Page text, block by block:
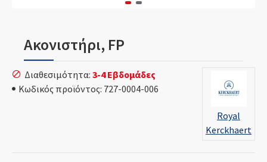
Ακονιστήρι, FP
Διαθεσιμότητα: 3-4 Εβδομάδες
Κωδικός προϊόντος: 727-0004-006
Royal
Kerckhaert